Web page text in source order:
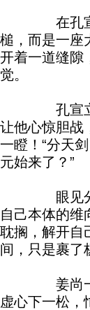
在孔宣感
槌，而是一座
开着一道缝隙
觉。
孔宣立时
让他心惊胆战
一瞪！“分天
元始来了？”
眼见分天
自己本体的维
耽搁，解开自
间，只是裹了
姜尚一棒
虚心下一松，